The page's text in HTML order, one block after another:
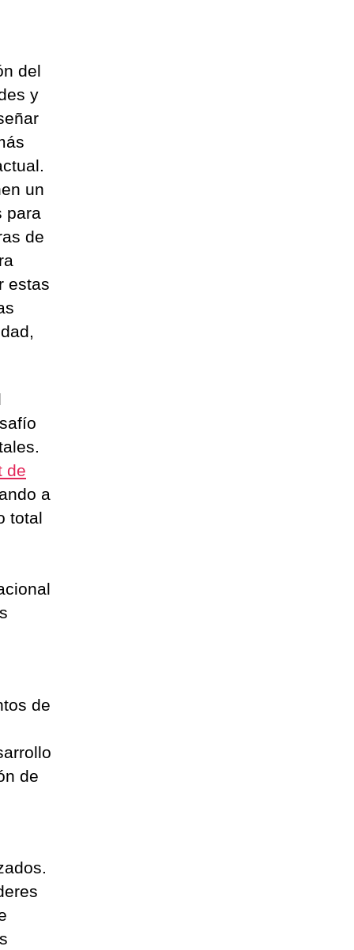
del
y
un
para
de
estas
de
a
total
de
de